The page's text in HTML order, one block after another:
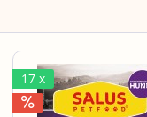
17 x